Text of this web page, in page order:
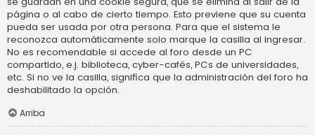
página o al cabo de cierto tiempo. Esto previene que su cuenta
pueda ser usada por otra persona. Para que el sistema le
reconozca automáticamente solo marque la casilla al ingresar.
No es recomendable si accede al foro desde un PC
compartido, e.j. biblioteca, cyber-cafés, PCs de universidades,
etc. Si no ve la casilla, significa que la administración del foro ha
deshabilitado la opción.
Arriba